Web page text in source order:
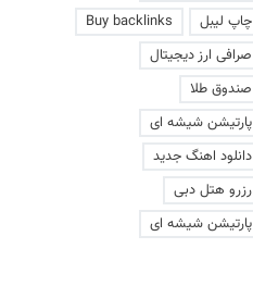
چاپ لیبل
Buy backlinks
صرافی ارز دیجیتال
صندوق طلا
پارتیشن شیشه ای
دانلود اهنگ جدید
رزرو هتل دبی
پارتیشن شیشه ای